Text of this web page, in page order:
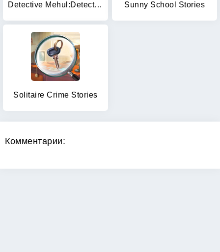
Detective Mehul:Detective Game Sunny School Stories
Solitaire Crime Stories
Комментарии: